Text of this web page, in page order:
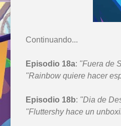
Continuando...
Episodio 18a: "Fuera de
"Rainbow quiere hacer
Episodio 18b: "Dia de
"Fluttershy hace un